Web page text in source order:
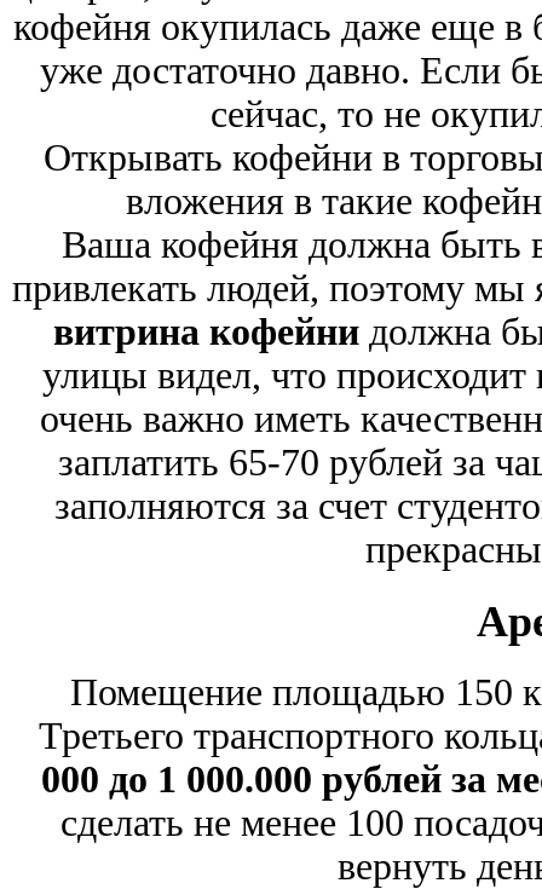
кофейня окупилась даже еще в
уже достаточно давно. Если
сейчас, то не
Открывать кофейни в
вложения в такие
Ваша кофейня должна быть
привлекать людей, поэтому мы
витрина кофейнидолжна
улицы видел, что
очень важно иметь
заплатить 65-70 рублей за
заполняются за счет
Помещение площадью 150
Третьего транспортного
000 до 1 000.000 рублей за
сделать не менее 100
вернуть